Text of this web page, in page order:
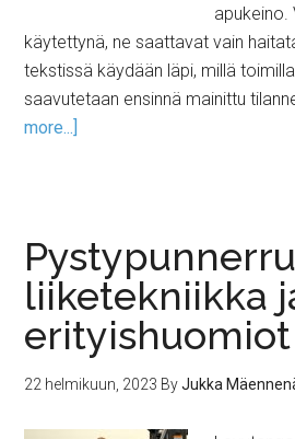
apukeino.
käytettynä, ne saattavat vain
tekstissä käydään läpi, millä
saavutetaan ensinnä mainittu
more...]
liiketekniikka
erityishuomiot
22 helmikuun, 2023 ByJukka